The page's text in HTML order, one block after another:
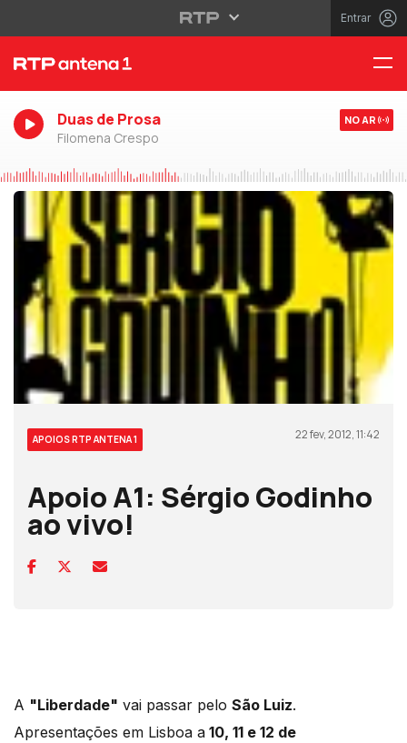
Entrar
Duas de Prosa
Filomena Crespo
NO AR
APOIOS RTP ANTENA 1 22 fev, 2012, 11:42
Apoio A1: Sérgio Godinho
ao vivo!
A "Liberdade" vai passar pelo São Luiz.
Apresentações em Lisboa a 10, 11 e 12 de